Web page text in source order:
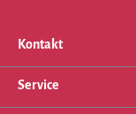
Kontakt
Service